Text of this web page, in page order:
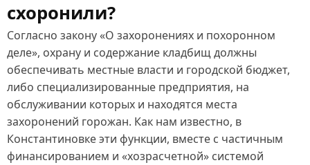
схоронили?
Согласно закону «О захоронениях и похоронном
деле», охрану и содержание кладбищ должны
обеспечивать местные власти и городской бюджет,
либо специализированные предприятия, на
обслуживании которых и находятся места
захоронений горожан. Как нам известно, в
Константиновке эти функции, вместе с частичным
финансированием и «хозрасчетной» системой